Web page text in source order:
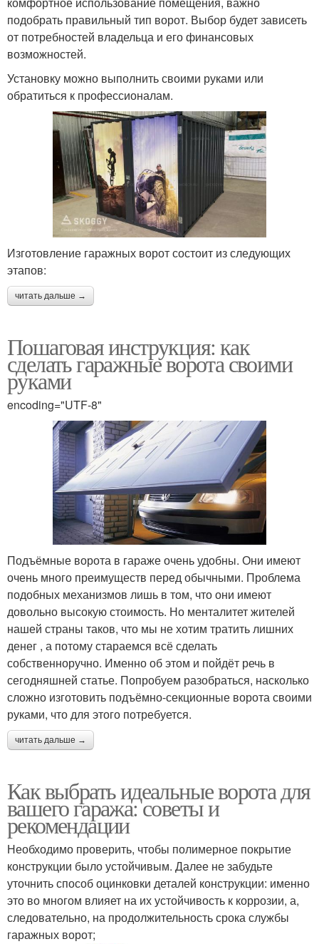
подобрать правильный тип ворот. Выбор будет зависеть
от потребностей владельца и его финансовых
возможностей.
Установку можно выполнить своими руками или
обратиться к профессионалам.
Изготовление гаражных ворот состоит из следующих
этапов:
читать дальше →
Пошаговая инструкция: как
сделать гаражные ворота своими
руками
encoding="UTF-8"
Подъёмные ворота в гараже очень удобны. Они имеют
очень много преимуществ перед обычными. Проблема
подобных механизмов лишь в том, что они имеют
довольно высокую стоимость. Но менталитет жителей
нашей страны таков, что мы не хотим тратить лишних
денег , а потому стараемся всё сделать
собственноручно. Именно об этом и пойдёт речь в
сегодняшней статье. Попробуем разобраться, насколько
сложно изготовить подъёмно-секционные ворота своими
руками, что для этого потребуется.
читать дальше →
Как выбрать идеальные ворота для
вашего гаража: советы и
рекомендации
Необходимо проверить, чтобы полимерное покрытие
конструкции было устойчивым. Далее не забудьте
уточнить способ оцинковки деталей конструкции: именно
это во многом влияет на их устойчивость к коррозии, а,
следовательно, на продолжительность срока службы
гаражных ворот;